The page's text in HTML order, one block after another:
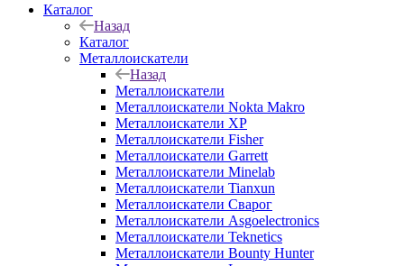
Каталог
Назад
Каталог
Металлоискатели
Назад
Металлоискатели
Металлоискатели Nokta Makro
Металлоискатели XP
Металлоискатели Fisher
Металлоискатели Garrett
Металлоискатели Minelab
Металлоискатели Tianxun
Металлоискатели Сварог
Металлоискатели Asgoelectronics
Металлоискатели Teknetics
Металлоискатели Bounty Hunter